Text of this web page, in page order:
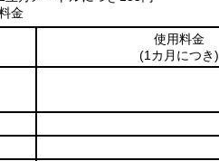
金
使用料金
(1カ月につき)